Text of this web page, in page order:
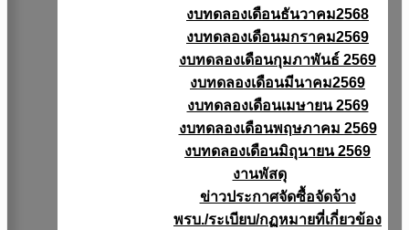
งบทดลองเดือนธันวาคม2568
งบทดลองเดือนมกราคม2569
งบทดลองเดือนกุมภาพันธ์ 2569
งบทดลองเดือนมีนาคม2569
งบทดลองเดือนเมษายน 2569
งบทดลองเดือนพฤษภาคม 2569
งบทดลองเดือนมิถุนายน 2569
งานพัสดุ
ข่าวประกาศจัดซื้อจัดจ้าง
พรบ./ระเบียบ/กฏหมายที่เกี่ยวข้อง